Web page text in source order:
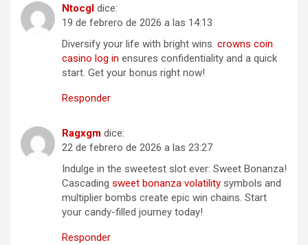
Ntocgl dice:
19 de febrero de 2026 a las 14:13
Diversify your life with bright wins. crowns coin
casino log in ensures confidentiality and a quick
start. Get your bonus right now!
Responder
Ragxgm dice:
22 de febrero de 2026 a las 23:27
Indulge in the sweetest slot ever: Sweet Bonanza!
Cascading sweet bonanza volatility symbols and
multiplier bombs create epic win chains. Start
your candy-filled journey today!
Responder